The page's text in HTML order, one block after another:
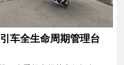
车全生命周期管理台